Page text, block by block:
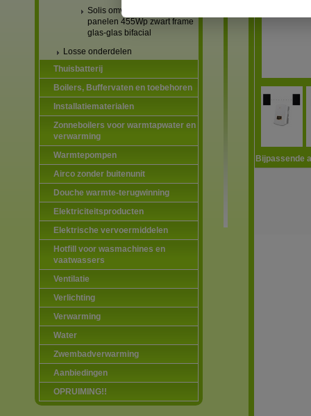
Solis omvormers & JA Solar
panelen 455Wp zwart frame
glas-glas bifacial
Losse onderdelen
Thuisbatterij
Boilers, Buffervaten en toebehoren
Installatiematerialen
Zonneboilers voor warmtapwater en
verwarming
Warmtepompen
Airco zonder buitenunit
Douche warmte-terugwinning
Elektriciteitsproducten
Elektrische vervoermiddelen
Hotfill voor wasmachines en
vaatwassers
Ventilatie
Verlichting
Verwarming
Water
Zwembadverwarming
Aanbiedingen
OPRUIMING!!
Bijpassende